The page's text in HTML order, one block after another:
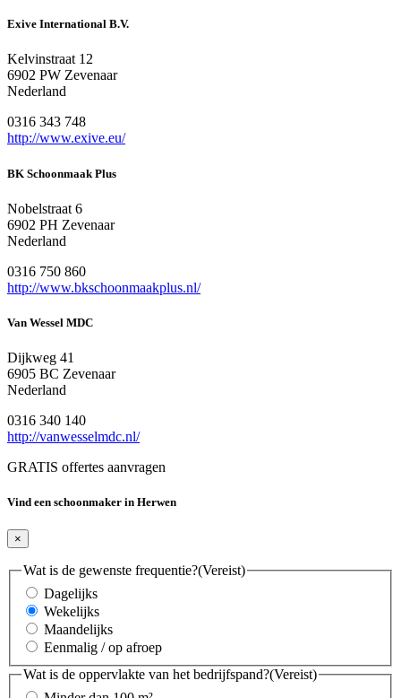
Exive International B.V.
Kelvinstraat 12
6902 PW Zevenaar
Nederland
0316 343 748
http://www.exive.eu/
BK Schoonmaak Plus
Nobelstraat 6
6902 PH Zevenaar
Nederland
0316 750 860
http://www.bkschoonmaakplus.nl/
Van Wessel MDC
Dijkweg 41
6905 BC Zevenaar
Nederland
0316 340 140
http://vanwesselmdc.nl/
GRATIS offertes aanvragen
Vind een schoonmaker in Herwen
×
Wat is de gewenste frequentie?(Vereist)
Dagelijks
Wekelijks
Maandelijks
Eenmalig / op afroep
Wat is de oppervlakte van het bedrijfspand?(Vereist)